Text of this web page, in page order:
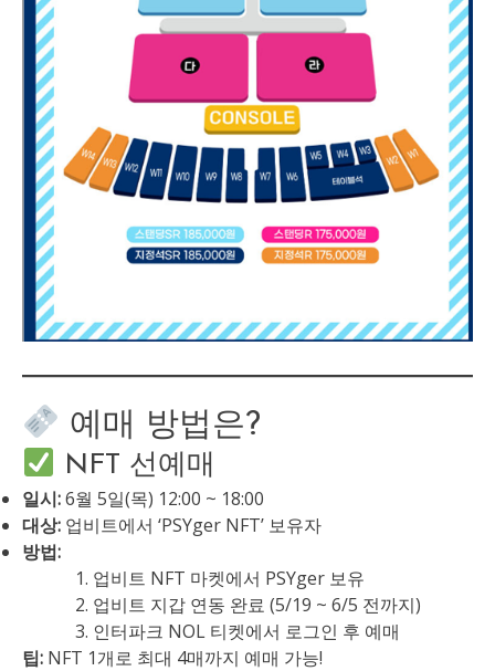
예매 방법은?
NFT 선예매
일시:6월 5일(목) 12:00 ~ 18:00
대상: 업비트에서 ‘PSYger NFT’ 보유자
방법:
업비트 NFT 마켓에서 PSYger 보유
업비트 지갑 연동 완료 (5/19 ~ 6/5 전까지)
인터파크 NOL 티켓에서 로그인 후 예매
팁: NFT 1개로 최대 4매까지 예매 가능!